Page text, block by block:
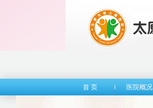
首 页 医院概况